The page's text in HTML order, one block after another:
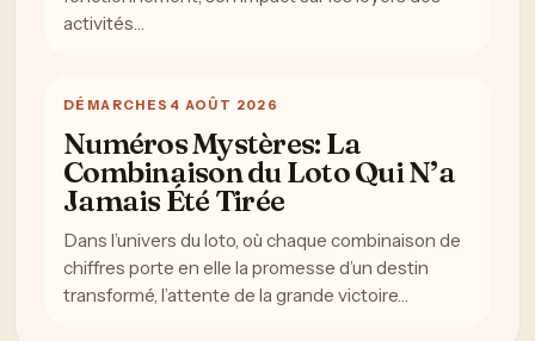
activités…
DÉMARCHES 4 AOÛT 2026
Numéros Mystères: La
Combinaison du Loto Qui N’a
Jamais Été Tirée
Dans l’univers du loto, où chaque combinaison de
chiffres porte en elle la promesse d’un destin
transformé, l’attente de la grande victoire…